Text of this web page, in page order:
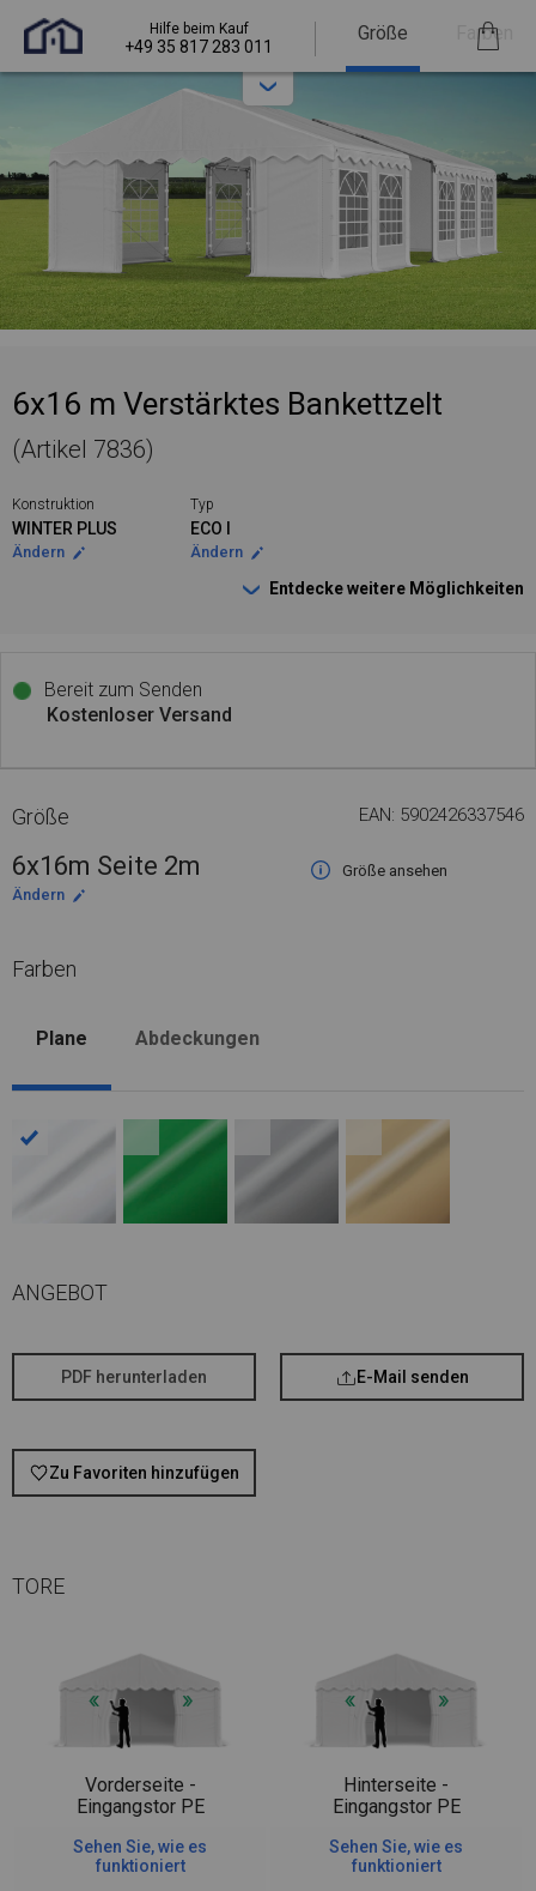
Hilfe beim Kauf
+49 35 817 283 011
Größe Farben
6x16 m Verstärktes Bankettzelt
(Artikel 7836)
Konstruktion
WINTER PLUS
Ändern
Typ
ECO I
Ändern
Entdecke weitere Möglichkeiten
Bereit zum Senden
Kostenloser Versand
Größe EAN: 5902426337546
6x16m Seite 2m
Größe ansehen
Ändern
Farben
Plane Abdeckungen
ANGEBOT
PDF herunterladen E-Mail senden
Zu Favoriten hinzufügen
TORE
Vorderseite -
Eingangstor PE
Sehen Sie, wie es
funktioniert
Hinterseite -
Eingangstor PE
Sehen Sie, wie es
funktioniert